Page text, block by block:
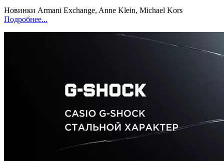
Новинки Armani Exchange, Anne Klein, Michael Kors
Подробнее...